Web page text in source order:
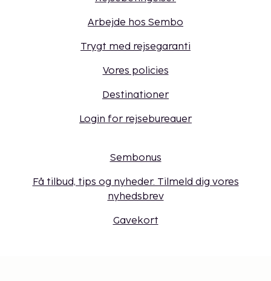
Arbejde hos Sembo
Trygt med rejsegaranti
Vores policies
Destinationer
Login for rejsebureauer
Sembonus
Få tilbud, tips og nyheder. Tilmeld dig vores
nyhedsbrev
Gavekort